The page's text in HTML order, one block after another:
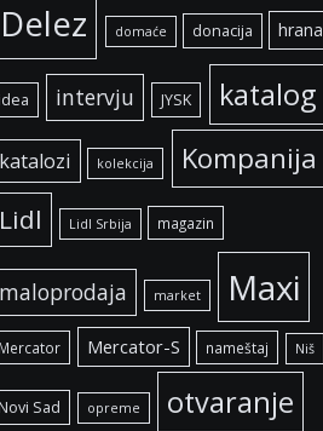
Delez domaće donacija hrana
idea intervju JYSK katalog
katalozi kolekcija Kompanija
Lidl Lidl Srbija magazin
maloprodaja market Maxi
Mercator Mercator-S nameštaj Niš
Novi Sad opreme otvaranje